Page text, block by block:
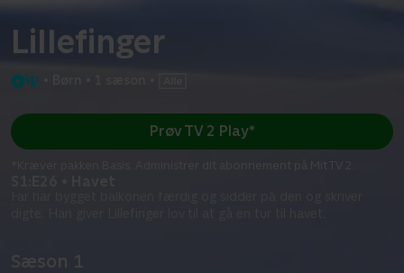
Lillefinger
Prøv TV 2 Play*
Sæson 1